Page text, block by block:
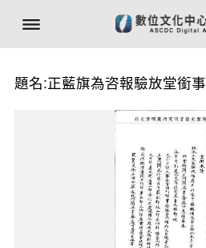
題名:正藍旗為咨報驗放堂銜事